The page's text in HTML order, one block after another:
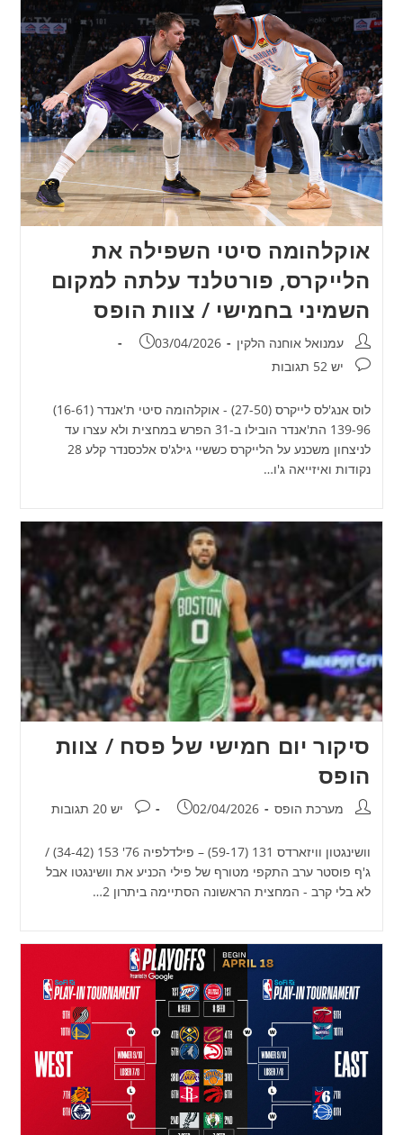
אוקלהומה סיטי השפילה את
הלייקרס, פורטלנד עלתה למקום
השמיני בחמישי / צוות הופס
מחבר:עמנואל אוחנה הלקין פורסם:
03/04/2026
תגובות:
יש 52 תגובות
לוס אנג'לס לייקרס (27-50) - אוקלהומה סיטי ת'אנדר (16-61)
139-96 הת'אנדר הובילו ב-31 הפרש במחצית ולא עצרו עד
לניצחון משכנע על הלייקרס כששיי גילג'ס אלכסנדר קלע 28
נקודות ואיזייאה ג'ו…
סיקור יום חמישי של פסח / צוות
הופס
מחבר:מערכת הופס פורסם:
02/04/2026 תגובות:
יש 20 תגובות
וושינגטון וויזארדס 131 (59-17) – פילדלפיה 76' 153 (34-42) /
ג'ף פוסטר ערב התקפי מטורף של פילי הכניע את וושינגטו אבל
לא בלי קרב - המחצית הראשונה הסתיימה ביתרון 2…